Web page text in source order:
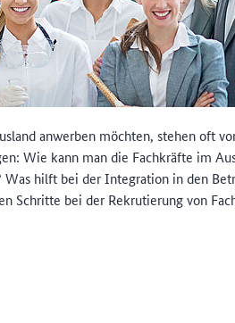
anwerben möchten, stehen oft
Wie kann man die Fachkräfte im
hilft bei der Integration in den
Schritte bei der Rekrutierung von